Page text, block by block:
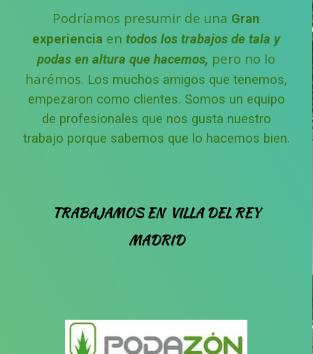
Podríamos presumir de una Gran
experiencia en todos los trabajos de tala y
podas en altura que hacemos, pero no lo
harémos. Los muchos amigos que tenemos,
empezaron como clientes. Somos un equipo
de profesionales que nos gusta nuestro
trabajo porque sabemos que lo hacemos bien.
TRABAJAMOSEN VILLA DEL REY
MADRID